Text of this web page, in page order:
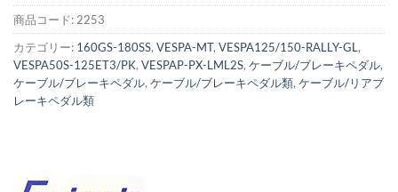
商品コード:2253
カテゴリー: 160GS-180SS, VESPA-MT, VESPA125/150-RALLY-GL,
VESPA50S-125ET3/PK, VESPAP-PX-LML2S, ケーブル/ブレーキペダル,
ケーブル/ブレーキペダル, ケーブル/ブレーキペダル類, ケーブル/リアブ
レーキペダル類